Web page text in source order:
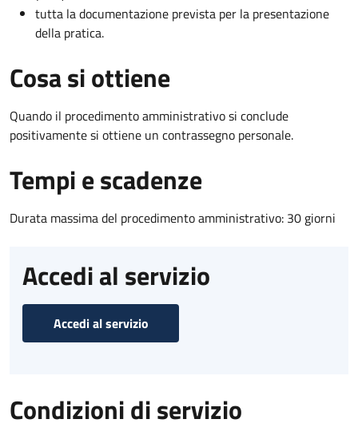
tutta la documentazione prevista per la presentazione
della pratica.
Cosa si ottiene
Quando il procedimento amministrativo si conclude
positivamente si ottiene un contrassegno personale.
Tempi e scadenze
Durata massima del procedimento amministrativo: 30 giorni
Accedi al servizio
Accedi al servizio
Condizioni di servizio